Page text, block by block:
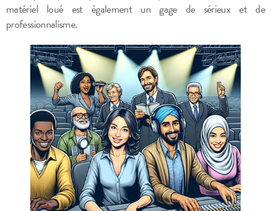
matériel loué est également un gage de sérieux et de
professionnalisme.